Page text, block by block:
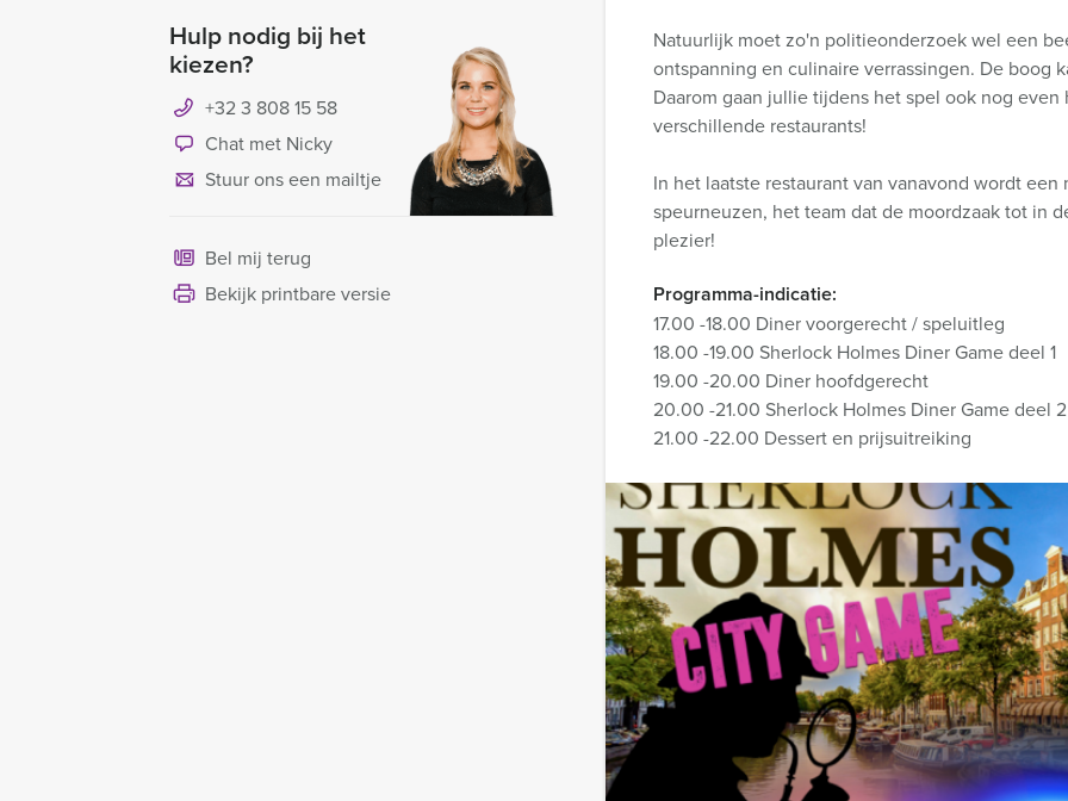
Hulp nodig bij het
kiezen?
+32 3 808 15 58
Chat met Nicky
Stuur ons een mailtje
Bel mij terug
Bekijk printbare versie
Natuurlijk moet zo'n politieonderzoek wel een
ontspanning en culinaire verrassingen. De boog
Daarom gaan jullie tijdens het spel ook nog
verschillende restaurants!
In het laatste restaurant van vanavond wordt
speurneuzen, het team dat de moordzaak tot in
plezier!
Programma-indicatie:
17.00 -18.00 Diner voorgerecht / speluitleg
18.00 -19.00 Sherlock Holmes Diner Game deel 1
19.00 -20.00 Diner hoofdgerecht
20.00 -21.00 Sherlock Holmes Diner Game deel 2
21.00 -22.00 Dessert en prijsuitreiking